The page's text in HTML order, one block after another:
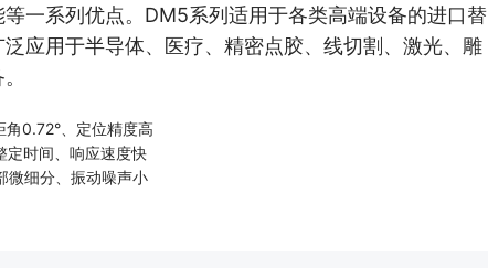
等⼀系列优点。DM5系列适用于各类高端设备的进口替
应用于半导体、医疗、精密点胶、线切割、激光、雕
角0.72°、定位精度高
定时间、响应速度快
微细分、振动噪声小